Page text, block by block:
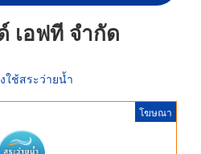
เอฟที จำกัด
ใช้สระว่ายน้ำ
โฆษณา